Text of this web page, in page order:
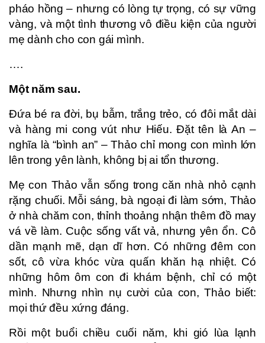
pháo hồng – nhưng có lòng tự trọng, có sự vững
vàng, và một tình thương vô điều kiện của người
mẹ dành cho con gái mình.
….
Một năm sau.
Đứa bé ra đời, bụ bẫm, trắng trẻo, có đôi mắt dài
và hàng mi cong vút như Hiếu. Đặt tên là An –
nghĩa là “bình an” – Thảo chỉ mong con mình lớn
lên trong yên lành, không bị ai tổn thương.
Mẹ con Thảo vẫn sống trong căn nhà nhỏ cạnh
rặng chuối. Mỗi sáng, bà ngoại đi làm sớm, Thảo
ở nhà chăm con, thỉnh thoảng nhận thêm đồ may
vá về làm. Cuộc sống vất vả, nhưng yên ổn. Cô
dần mạnh mẽ, dạn dĩ hơn. Có những đêm con
sốt, cô vừa khóc vừa quấn khăn hạ nhiệt. Có
những hôm ôm con đi khám bệnh, chỉ có một
mình. Nhưng nhìn nụ cười của con, Thảo biết:
mọi thứ đều xứng đáng.
Rồi một buổi chiều cuối năm, khi gió lùa lạnh